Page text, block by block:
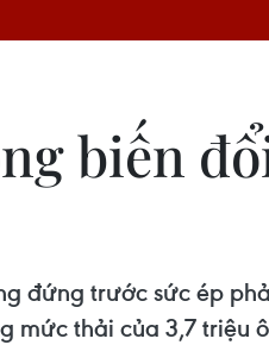
biến
đứng trước sức ép
mức thải của 3,7 triệu